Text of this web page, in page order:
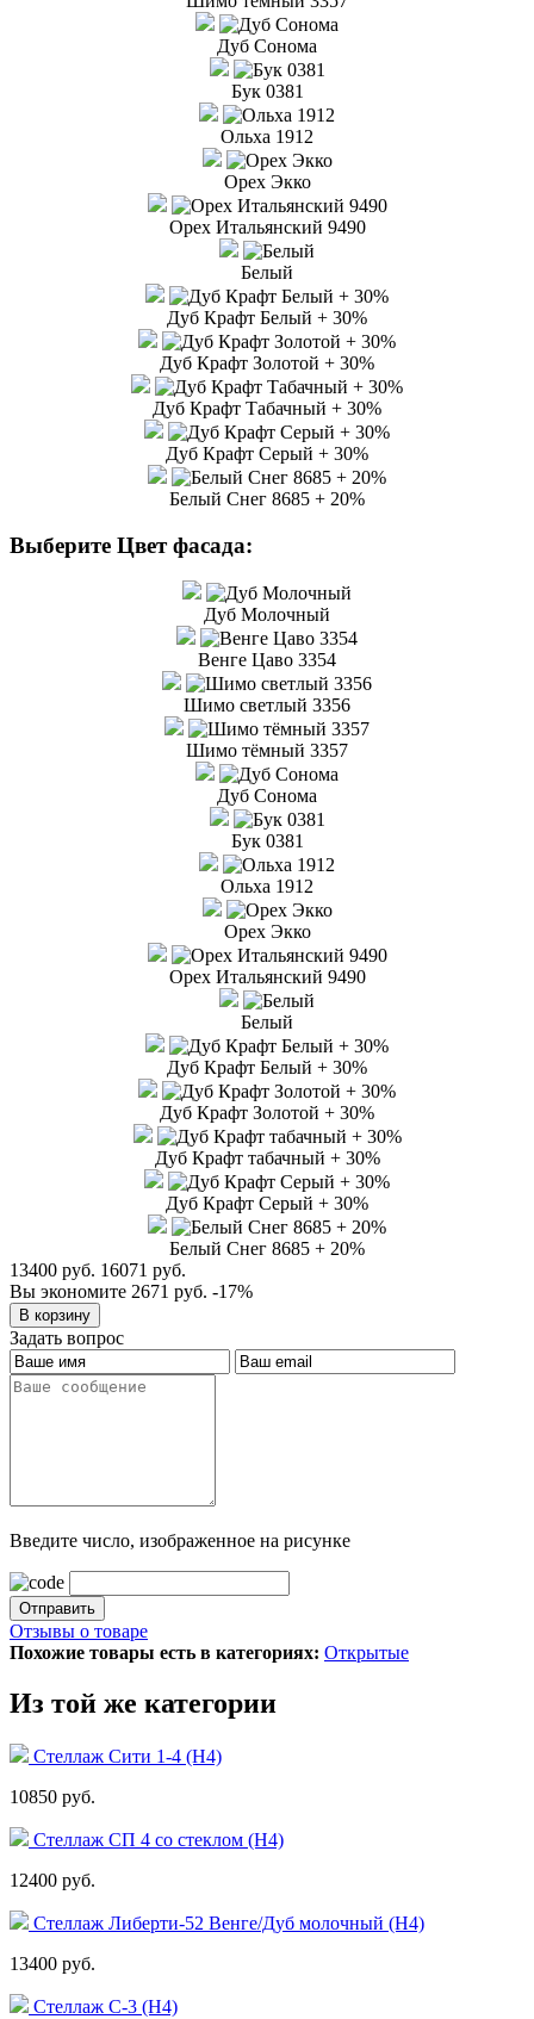
Дуб Сонома
Бук 0381
Ольха 1912
Орех Экко
Орех Итальянский 9490
Белый
Дуб Крафт Белый + 30%
Дуб Крафт Золотой + 30%
Дуб Крафт Табачный + 30%
Дуб Крафт Серый + 30%
Белый Снег 8685 + 20%
Выберите Цвет фасада:
Дуб Молочный
Венге Цаво 3354
Шимо светлый 3356
Шимо тёмный 3357
Дуб Сонома
Бук 0381
Ольха 1912
Орех Экко
Орех Итальянский 9490
Белый
Дуб Крафт Белый + 30%
Дуб Крафт Золотой + 30%
Дуб Крафт табачный + 30%
Дуб Крафт Серый + 30%
Белый Снег 8685 + 20%
13400 руб. 16071 руб.
Вы экономите 2671 руб. -17%
Задать вопрос
Введите число, изображенное на рисунке
Отзывы о товаре
Похожие товары есть в категориях: Открытые
Из той же категории
Стеллаж Сити 1-4 (Н4)
10850 руб.
Стеллаж СП 4 со стеклом (Н4)
12400 руб.
Стеллаж Либерти-52 Венге/Дуб молочный (Н4)
13400 руб.
Стеллаж С-3 (Н4)